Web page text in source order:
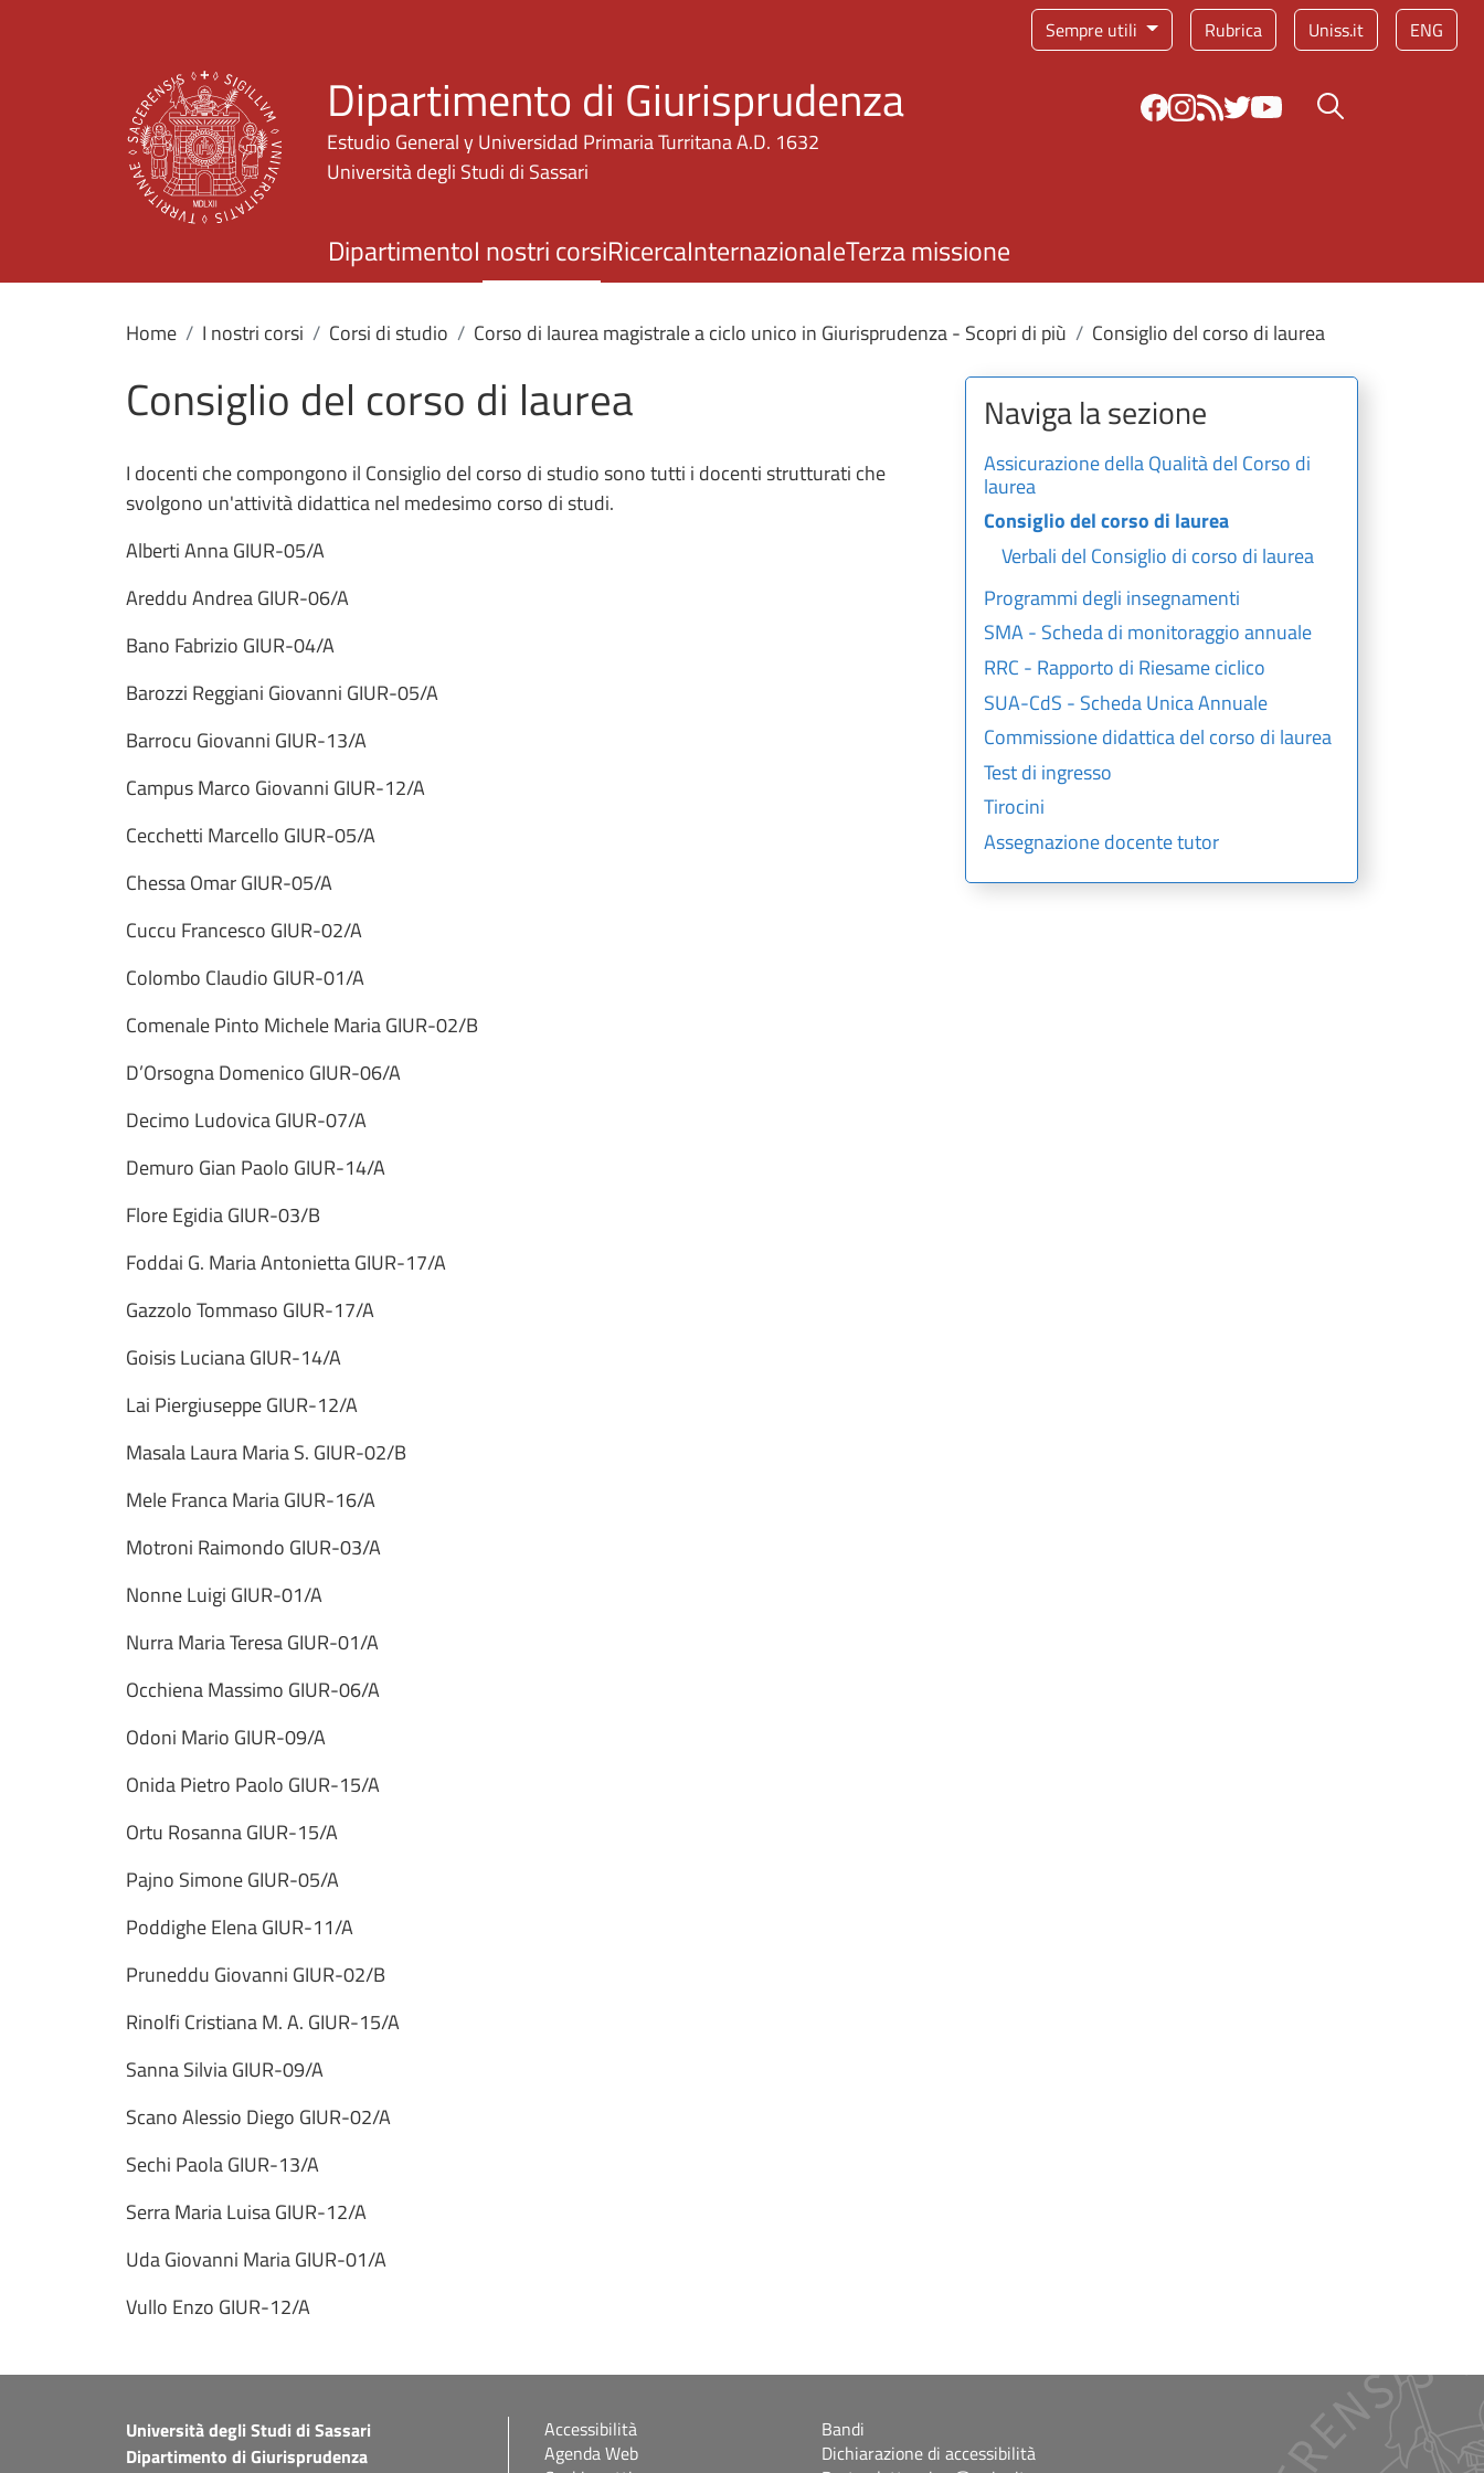
Sempre utili Rubrica Uniss.it ENG
Dipartimento di Giurisprudenza
Estudio General y Universidad Primaria Turritana A.D. 1632
Università degli Studi di Sassari
Bottone cerca
DipartimentoI nostri corsiRicercaInternazionaleTerza missione
Home I nostri corsi Corsi di studio Corso di laurea magistrale a ciclo unico in Giurisprudenza - Scopri di più Consiglio del corso di laurea
Consiglio del corso di laurea
I docenti che compongono il Consiglio del corso di studio sono tutti i docenti strutturati che
svolgono un'attività didattica nel medesimo corso di studi.
Alberti Anna GIUR-05/A
Areddu Andrea GIUR-06/A
Bano Fabrizio GIUR-04/A
Barozzi Reggiani Giovanni GIUR-05/A
Barrocu Giovanni GIUR-13/A
Campus Marco Giovanni GIUR-12/A
Cecchetti Marcello GIUR-05/A
Chessa Omar GIUR-05/A
Cuccu Francesco GIUR-02/A
Colombo Claudio GIUR-01/A
Comenale Pinto Michele Maria GIUR-02/B
D’Orsogna Domenico GIUR-06/A
Decimo Ludovica GIUR-07/A
Demuro Gian Paolo GIUR-14/A
Flore Egidia GIUR-03/B
Foddai G. Maria Antonietta GIUR-17/A
Gazzolo Tommaso GIUR-17/A
Goisis Luciana GIUR-14/A
Lai Piergiuseppe GIUR-12/A
Masala Laura Maria S. GIUR-02/B
Mele Franca Maria GIUR-16/A
Motroni Raimondo GIUR-03/A
Nonne Luigi GIUR-01/A
Nurra Maria Teresa GIUR-01/A
Occhiena Massimo GIUR-06/A
Odoni Mario GIUR-09/A
Onida Pietro Paolo GIUR-15/A
Ortu Rosanna GIUR-15/A
Pajno Simone GIUR-05/A
Poddighe Elena GIUR-11/A
Pruneddu Giovanni GIUR-02/B
Rinolfi Cristiana M. A. GIUR-15/A
Sanna Silvia GIUR-09/A
Scano Alessio Diego GIUR-02/A
Sechi Paola GIUR-13/A
Serra Maria Luisa GIUR-12/A
Uda Giovanni Maria GIUR-01/A
Vullo Enzo GIUR-12/A
Naviga la sezione
Assicurazione della Qualità del Corso di
laurea
Consiglio del corso di laurea
Verbali del Consiglio di corso di laurea
Programmi degli insegnamenti
SMA - Scheda di monitoraggio annuale
RRC - Rapporto di Riesame ciclico
SUA-CdS - Scheda Unica Annuale
Commissione didattica del corso di laurea
Test di ingresso
Tirocini
Assegnazione docente tutor
Università degli Studi di Sassari
Dipartimento di Giurisprudenza
Accessibilità
Agenda Web
Bandi
Dichiarazione di accessibilità